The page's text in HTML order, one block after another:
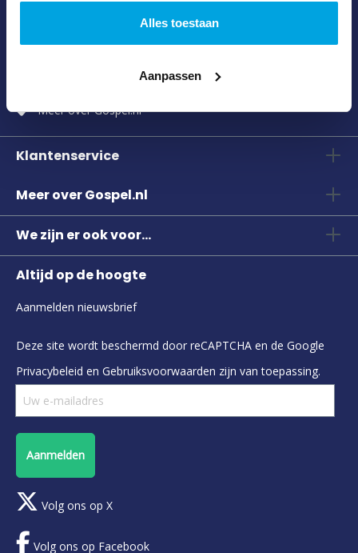
Alles toestaan
Aanpassen
Deskundige klantenservice
Meer over Gospel.nl
Klantenservice
Meer over Gospel.nl
We zijn er ook voor...
Altijd op de hoogte
Aanmelden nieuwsbrief
Deze site wordt beschermd door reCAPTCHA en de Google
Privacybeleid en Gebruiksvoorwaarden zijn van toepassing.
Aanmelden
Volg ons op X
Volg ons op Facebook